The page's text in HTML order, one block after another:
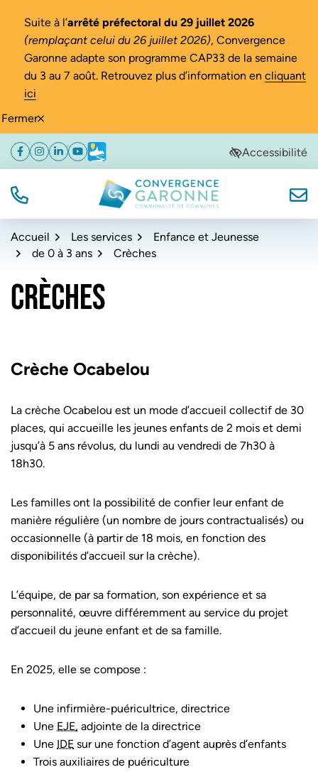
Fermer
Suite à l’arrêté préfectoral du 29 juillet 2026
(remplaçant celui du 26 juillet 2026), Convergence
Garonne adapte son programme CAP33 de la semaine
du 3 au 7 août. Retrouvez plus d’information en cliquant
ici
Aller
navigation
Aller
au
Aller
au
de
Facebook
(ouverture dans un nouvel onglet)
Instagram
(ouverture dans un nouvel onglet)
Linkedin
(ouverture dans un nouvel onglet)
YouTube
(ouverture dans un nouvel onglet)
Météo
(ouverture dans un nouvel onglet)Accessibilité
TÉL. Convergence Garonne
Accueil Les services
Enfance et Jeunesse
de 0 à 3 ans
Crèches
CRÈCHES
Crèche Ocabelou
La crèche Ocabelou est un mode d’accueil collectif de 30
places, qui accueille les jeunes enfants de 2 mois et demi
jusqu’à 5 ans révolus, du lundi au vendredi de 7h30 à
18h30.
Les familles ont la possibilité de confier leur enfant de
manière régulière (un nombre de jours contractualisés) ou
occasionnelle (à partir de 18 mois, en fonction des
disponibilités d’accueil sur la crèche).
L’équipe, de par sa formation, son expérience et sa
personnalité, œuvre différemment au service du projet
d’accueil du jeune enfant et de sa famille.
En 2025, elle se compose :
Une infirmière-puéricultrice, directrice
Une EJE, adjointe de la directrice
Une IDE sur une fonction d’agent auprès d’enfants
Trois auxiliaires de puériculture